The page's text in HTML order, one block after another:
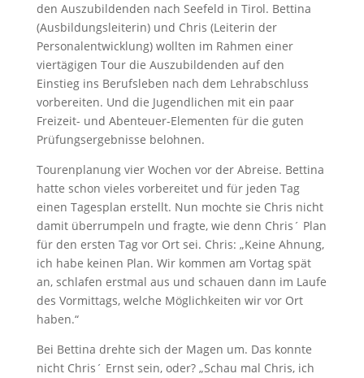
den Auszubildenden nach Seefeld in Tirol. Bettina
(Ausbildungsleiterin) und Chris (Leiterin der
Personalentwicklung) wollten im Rahmen einer
viertägigen Tour die Auszubildenden auf den
Einstieg ins Berufsleben nach dem Lehrabschluss
vorbereiten. Und die Jugendlichen mit ein paar
Freizeit- und Abenteuer-Elementen für die guten
Prüfungsergebnisse belohnen.
Tourenplanung vier Wochen vor der Abreise. Bettina
hatte schon vieles vorbereitet und für jeden Tag
einen Tagesplan erstellt. Nun mochte sie Chris nicht
damit überrumpeln und fragte, wie denn Chris´ Plan
für den ersten Tag vor Ort sei. Chris: „Keine Ahnung,
ich habe keinen Plan. Wir kommen am Vortag spät
an, schlafen erstmal aus und schauen dann im Laufe
des Vormittags, welche Möglichkeiten wir vor Ort
haben.“
Bei Bettina drehte sich der Magen um. Das konnte
nicht Chris´ Ernst sein, oder? „Schau mal Chris, ich